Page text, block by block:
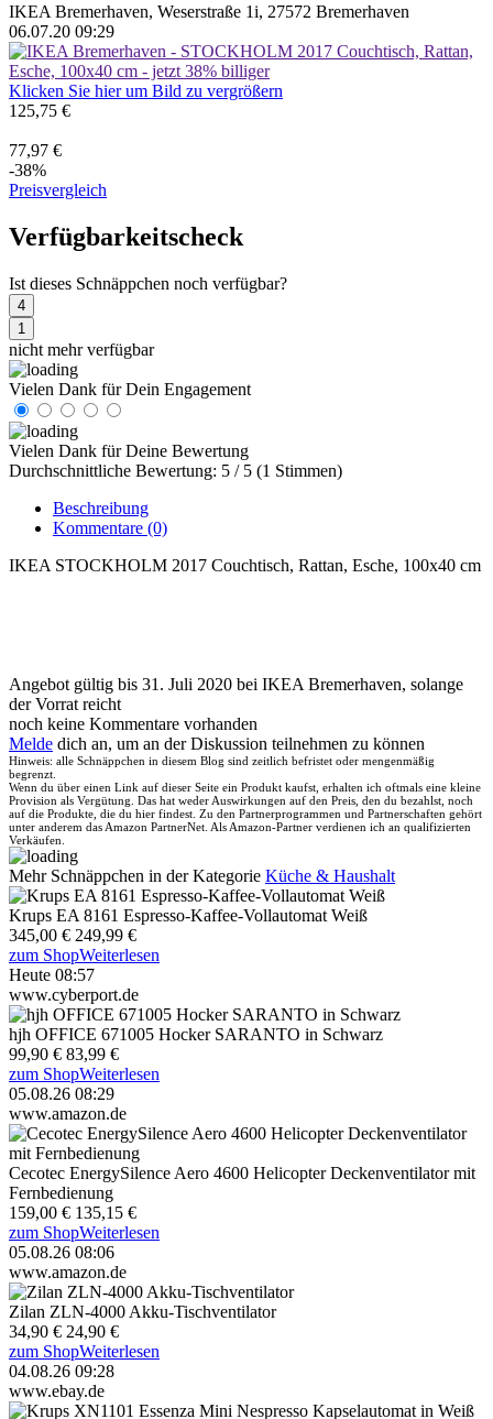
IKEA Bremerhaven, Weserstraße 1i, 27572 Bremerhaven
06.07.20 09:29
Klicken Sie hier um Bild zu vergrößern
125,75 €
77,97 €
-38%
Preisvergleich
Verfügbarkeitscheck
Ist dieses Schnäppchen noch verfügbar?
4
1
nicht mehr verfügbar
Vielen Dank für Dein Engagement
Vielen Dank für Deine Bewertung
Durchschnittliche Bewertung: 5 / 5 (1 Stimmen)
Beschreibung
Kommentare (0)
IKEA STOCKHOLM 2017 Couchtisch, Rattan, Esche, 100x40 cm
Angebot gültig bis 31. Juli 2020 bei IKEA Bremerhaven, solange
der Vorrat reicht
noch keine Kommentare vorhanden
Melde dich an, um an der Diskussion teilnehmen zu können
Hinweis: alle Schnäppchen in diesem Blog sind zeitlich befristet oder mengenmäßig
begrenzt.
Wenn du über einen Link auf dieser Seite ein Produkt kaufst, erhalten ich oftmals eine kleine
Provision als Vergütung. Das hat weder Auswirkungen auf den Preis, den du bezahlst, noch
auf die Produkte, die du hier findest. Zu den Partnerprogrammen und Partnerschaften gehört
unter anderem das Amazon PartnerNet. Als Amazon-Partner verdienen ich an qualifizierten
Verkäufen.
Mehr Schnäppchen in der Kategorie Küche & Haushalt
Krups EA 8161 Espresso-Kaffee-Vollautomat Weiß
345,00 € 249,99 €
zum ShopWeiterlesen
Heute 08:57
www.cyberport.de
hjh OFFICE 671005 Hocker SARANTO in Schwarz
99,90 € 83,99 €
zum ShopWeiterlesen
05.08.26 08:29
www.amazon.de
Cecotec EnergySilence Aero 4600 Helicopter Deckenventilator mit
Fernbedienung
159,00 € 135,15 €
zum ShopWeiterlesen
05.08.26 08:06
www.amazon.de
Zilan ZLN-4000 Akku-Tischventilator
34,90 € 24,90 €
zum ShopWeiterlesen
04.08.26 09:28
www.ebay.de